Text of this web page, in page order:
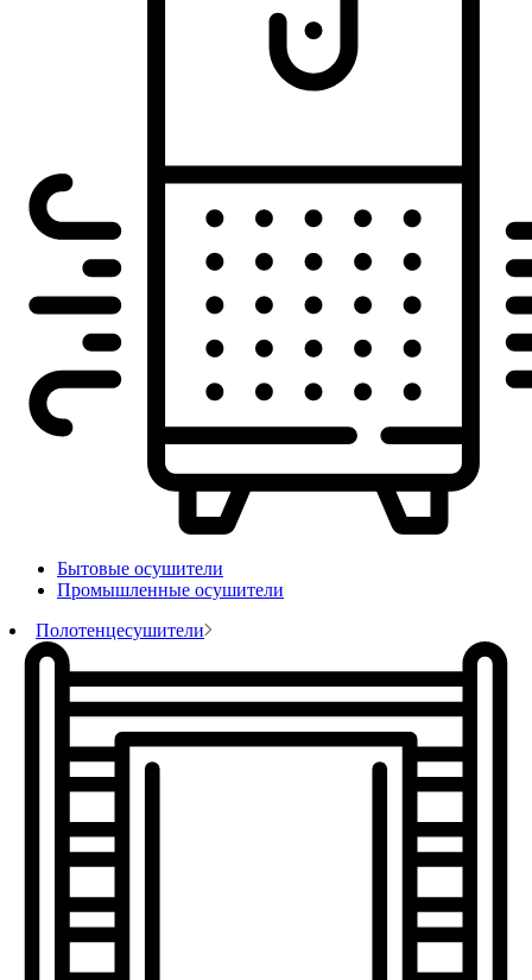
Бытовые осушители
Промышленные осушители
Полотенцесушители